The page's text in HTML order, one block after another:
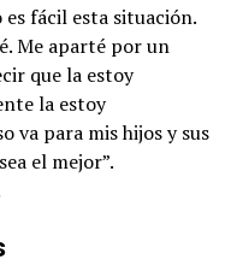
fácil esta situación.
Me aparté por un
que la estoy
la estoy
va para mis hijos y sus
el mejor”.